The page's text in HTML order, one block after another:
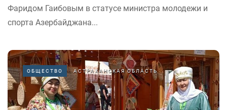
Фаридом Гаибовым в статусе министра молодежи и
спорта Азербайджана...
ОБЩЕСТВО АСТРАХАНСКАЯ ОБЛАСТЬ